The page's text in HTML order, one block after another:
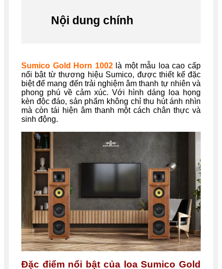
Nội dung chính
Sumico Gold Horn 1002là một mẫu loa cao cấp
nổi bật từ thương hiệu Sumico, được thiết kế đặc
biệt để mang đến trải nghiệm âm thanh tự nhiên và
phong phú về cảm xúc. Với hình dáng loa họng
kèn độc đáo, sản phẩm không chỉ thu hút ánh nhìn
mà còn tái hiện âm thanh một cách chân thực và
sinh động.
Đặc điểm nổi bật của loa Sumico Gold